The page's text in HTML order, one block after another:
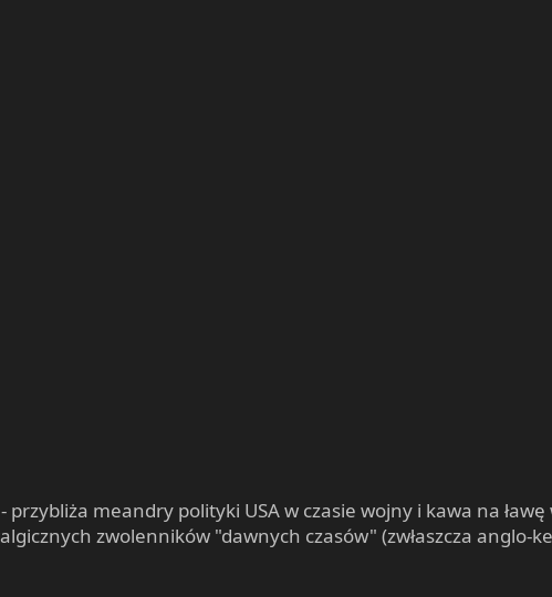
meandry polityki USA w czasie wojny i kawa na ławę
zwolenników "dawnych czasów" (zwłaszcza anglo-